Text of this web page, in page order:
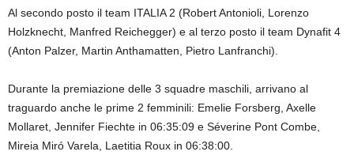
Al secondo posto il team ITALIA 2 (Robert Antonioli, Lorenzo
Holzknecht, Manfred Reichegger) e al terzo posto il team Dynafit 4
(Anton Palzer, Martin Anthamatten, Pietro Lanfranchi).
Durante la premiazione delle 3 squadre maschili, arrivano al
traguardo anche le prime 2 femminili: Emelie Forsberg, Axelle
Mollaret, Jennifer Fiechte in 06:35:09 e Séverine Pont Combe,
Mireia Miró Varela, Laetitia Roux in 06:38:00.